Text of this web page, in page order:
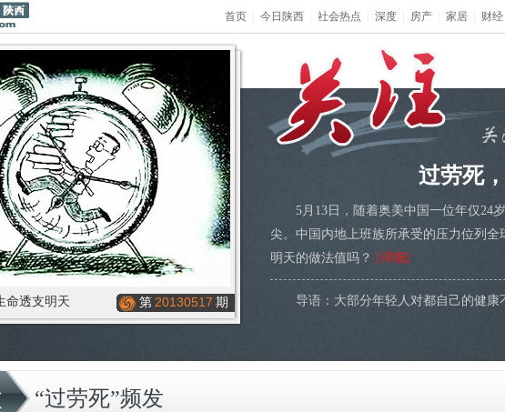
首页 今日陕西 社会热点 深度 房产 家居 财经
命透支明天 第 20130517 期
过劳死
5月13日，随着奥美中国一位年仅24
尖。中国内地上班族所承受的压力位列
明天的做法值吗？ [详细]
导语：大部分年轻人对都自己的健康
“过劳死”频发